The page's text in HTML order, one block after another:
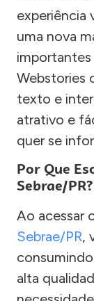
experiência
uma nova
importantes
Webstories
texto e
atrativo e
quer se
Por Que
Sebrae/PR?
Ao acessar
Sebrae/PR,
alta